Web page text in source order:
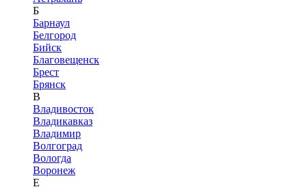
Б
Барнаул
Белгород
Бийск
Благовещенск
Брест
Брянск
В
Владивосток
Владикавказ
Владимир
Волгоград
Вологда
Воронеж
Е